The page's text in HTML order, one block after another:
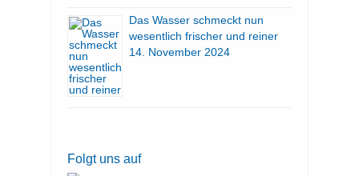
Das Wasser schmeckt nun
wesentlich frischer und reiner
14. November 2024
Folgt uns auf